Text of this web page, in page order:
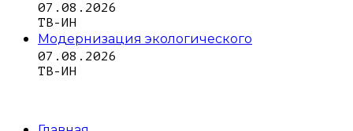
07.08.2026
ТВ-ИН
Модернизация экологического
07.08.2026
ТВ-ИН